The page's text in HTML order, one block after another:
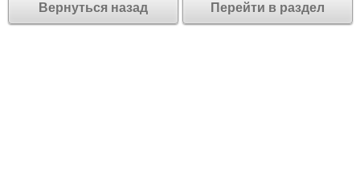
Вернуться назад Перейти в раздел